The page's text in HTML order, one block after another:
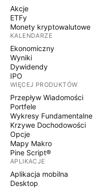
Akcje
ETFy
Monety kryptowalutowe
KALENDARZE
Ekonomiczny
Wyniki
Dywidendy
IPO
WIĘCEJ PRODUKTÓW
Przepływ Wiadomości
Portfele
Wykresy Fundamentalne
Krzywe Dochodowości
Opcje
Mapy Makro
Pine Script®
APLIKACJE
Aplikacja mobilna
Desktop